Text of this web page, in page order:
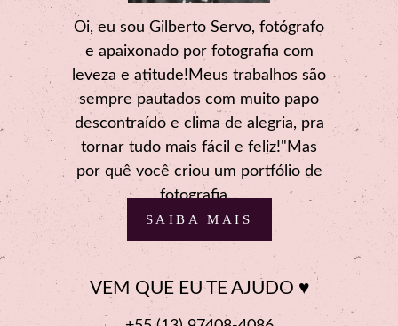
Oi, eu sou Gilberto Servo, fotógrafo
e apaixonado por fotografia com
leveza e atitude!Meus trabalhos são
sempre pautados com muito papo
descontraído e clima de alegria, pra
tornar tudo mais fácil e feliz!"Mas
por quê você criou um portfólio de
fotografia...
SAIBA MAIS
VEM QUE EU TE AJUDO ♥